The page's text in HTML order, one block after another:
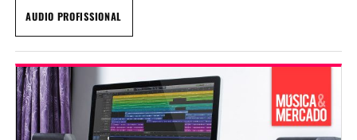
AUDIO PROFISSIONAL